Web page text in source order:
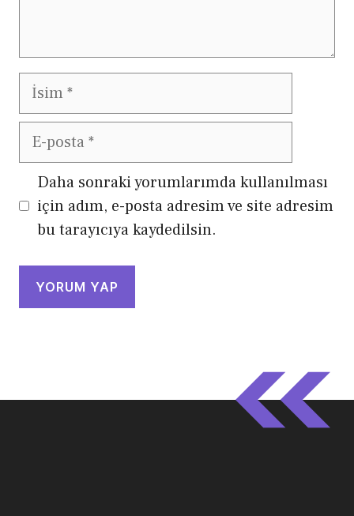
İsim
E-
posta
Daha sonraki yorumlarımda kullanılması
için adım, e-posta adresim ve site adresim
bu tarayıcıya kaydedilsin.